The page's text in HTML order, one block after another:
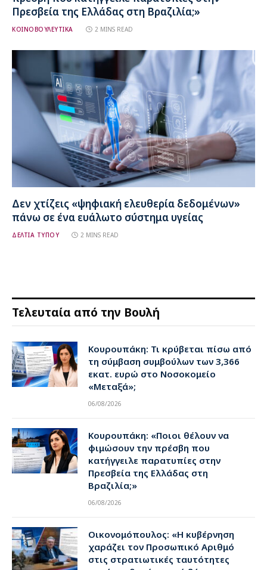
Πρεσβεία της Ελλάδας στη Βραζιλία;»
ΚΟΙΝΟΒΟΥΛΕΥΤΙΚΑ 2 MINS READ
Δεν χτίζεις «ψηφιακή ελευθερία δεδομένων»
πάνω σε ένα ευάλωτο σύστημα υγείας
ΔΕΛΤΙΑ ΤΥΠΟΥ 2 MINS READ
Τελευταία από την Βουλή
Κουρουπάκη: Τι κρύβεται πίσω από
τη σύμβαση συμβούλων των 3,366
εκατ. ευρώ στο Νοσοκομείο
«Μεταξά»;
06/08/2026
Κουρουπάκη: «Ποιοι θέλουν να
φιμώσουν την πρέσβη που
κατήγγειλε παρατυπίες στην
Πρεσβεία της Ελλάδας στη
Βραζιλία;»
06/08/2026
Οικονομόπουλος: «Η κυβέρνηση
χαράζει τον Προσωπικό Αριθμό
στις στρατιωτικές ταυτότητες